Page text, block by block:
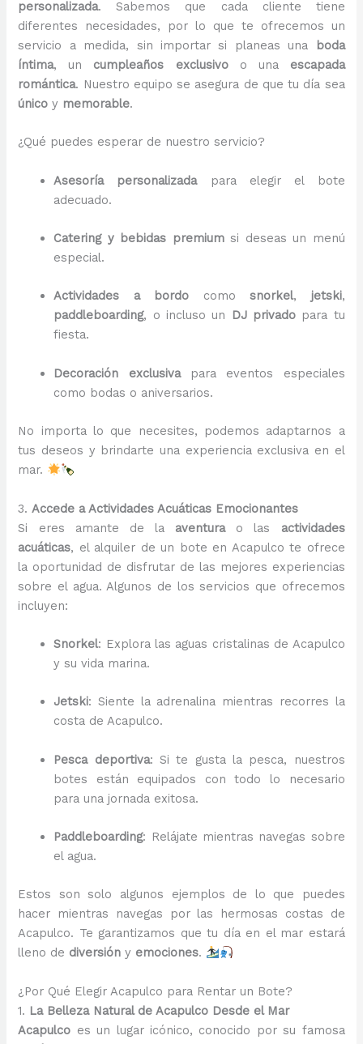
personalizada. Sabemos que cada cliente tiene
diferentes necesidades, por lo que te ofrecemos un
servicio a medida, sin importar si planeas una
boda
íntima, un cumpleaños exclusivoo una escapada
romántica. Nuestro equipo se asegura de que tu día sea
único y memorable.
¿Qué puedes esperar de nuestro servicio?
Asesoría personalizadapara elegir el bote
adecuado.
Catering y bebidas premiumsi deseas un menú
especial.
Actividades a bordo comosnorkel, jetski,
paddleboarding, o incluso un DJ privadopara tu
fiesta.
Decoración exclusivapara eventos especiales
como bodas o aniversarios.
No importa lo que necesites, podemos adaptarnos a
tus deseos y brindarte una experiencia exclusiva en el
mar.
3.Accede a Actividades Acuáticas Emocionantes
Si eres amante de la aventurao las actividades
acuáticas, el alquiler de un bote en Acapulco te ofrece
la oportunidad de disfrutar de las mejores experiencias
sobre el agua. Algunos de los servicios que ofrecemos
incluyen:
Snorkel: Explora las aguas cristalinas de Acapulco
y su vida marina.
Jetski: Siente la adrenalina mientras recorres la
costa de Acapulco.
Pesca deportiva: Si te gusta la pesca, nuestros
botes están equipados con todo lo necesario
para una jornada exitosa.
Paddleboarding: Relájate mientras navegas sobre
el agua.
Estos son solo algunos ejemplos de lo que puedes
hacer mientras navegas por las hermosas costas de
Acapulco. Te garantizamos que tu día en el mar estará
lleno de diversión y emociones.
¿Por Qué Elegir Acapulco para Rentar un Bote?
1. La Belleza Natural de Acapulco Desde el Mar
Acapulco es un lugar icónico, conocido por su famosa